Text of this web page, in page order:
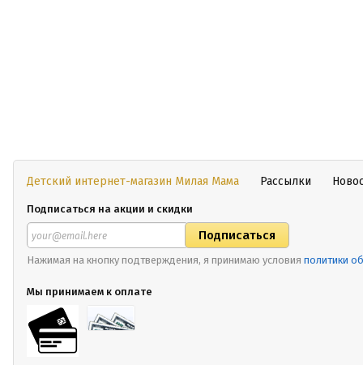
Детский интернет-магазин Милая Мама Рассылки
Подписаться на акции и скидки
Нажимая на кнопку подтверждения, я принимаю условия политики
Мы принимаем к оплате